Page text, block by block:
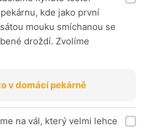
kde jako první
mouku smíchanou se
droždí. Zvolíme
v domácí pekárně
na vál, který velmi lehce